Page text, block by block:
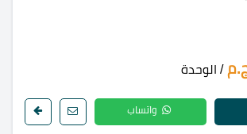
/ الوحدة
واتساب